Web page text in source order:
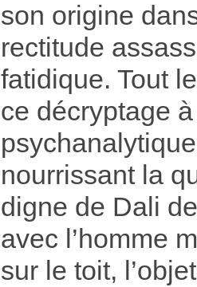
son origine
rectitude
fatidique. Tout
ce décryptage
nourrissant la
digne de Dali
avec l’homme
sur le toit,